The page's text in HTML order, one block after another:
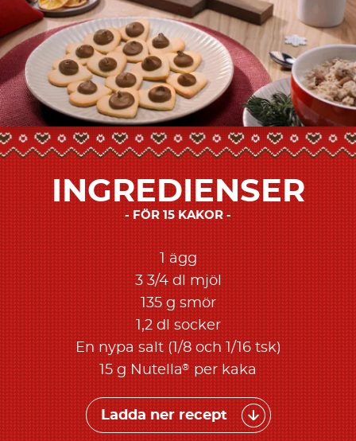
INGREDIENSER
FÖR 15 KAKOR
1 ägg
3 3/4 dl mjöl
135 g smör
1,2 dl socker
En nypa salt (1/8 och 1/16 tsk)
15 g Nutella®per kaka
Ladda ner recept